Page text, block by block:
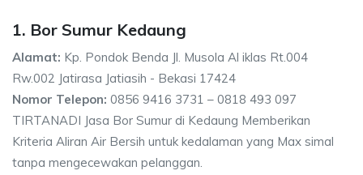
1. Bor Sumur Kedaung
Alamat: Kp. Pondok Benda Jl. Musola Al iklas Rt.004
Rw.002 Jatirasa Jatiasih - Bekasi 17424
Nomor Telepon: 0856 9416 3731 – 0818 493 097
TIRTANADI Jasa Bor Sumur di Kedaung Memberikan
Kriteria Aliran Air Bersih untuk kedalaman yang Max simal
tanpa mengecewakan pelanggan.